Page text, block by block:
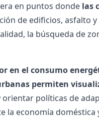
en puntos donde las
de edificios, asfalto
la búsqueda de
en el consumo
permiten
políticas de
la economía